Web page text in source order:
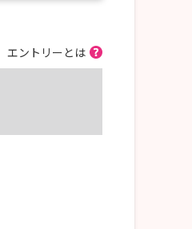
エントリーとは